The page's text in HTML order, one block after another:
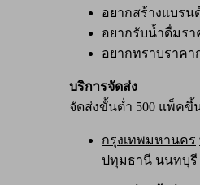
อยากสร้างแบรน
อยากรับน้ำดื่มร
อยากทราบราคา
บริการจัดส่ง
จัดส่งขั้นต่ำ 500 แพ็ค
กรุงเทพมหานคร
ปทุมธานี นนทบุรี